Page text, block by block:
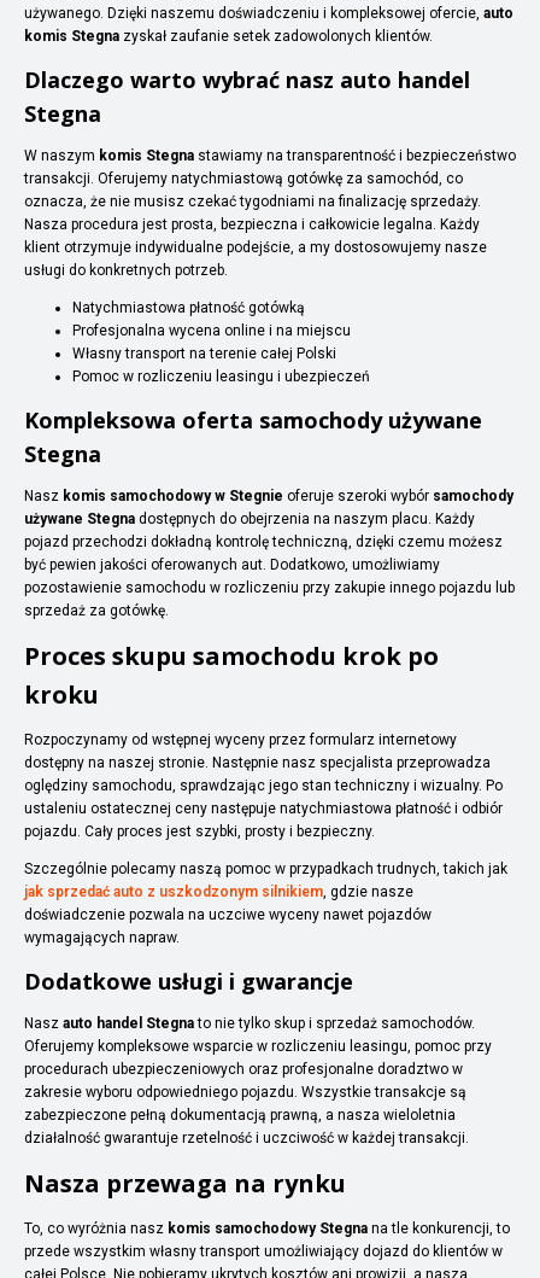
używanego. Dzięki naszemu doświadczeniu i kompleksowej ofercie, auto
komis Stegna zyskał zaufanie setek zadowolonych klientów.
Dlaczego warto wybrać nasz auto handel
Stegna
W naszym komis Stegna stawiamy na transparentność i bezpieczeństwo
transakcji. Oferujemy natychmiastową gotówkę za samochód, co
oznacza, że nie musisz czekać tygodniami na finalizację sprzedaży.
Nasza procedura jest prosta, bezpieczna i całkowicie legalna. Każdy
klient otrzymuje indywidualne podejście, a my dostosowujemy nasze
usługi do konkretnych potrzeb.
Natychmiastowa płatność gotówką
Profesjonalna wycena online i na miejscu
Własny transport na terenie całej Polski
Pomoc w rozliczeniu leasingu i ubezpieczeń
Kompleksowa oferta samochody używane
Stegna
Nasz komis samochodowy w Stegnie oferuje szeroki wybór samochody
używane Stegna dostępnych do obejrzenia na naszym placu. Każdy
pojazd przechodzi dokładną kontrolę techniczną, dzięki czemu możesz
być pewien jakości oferowanych aut. Dodatkowo, umożliwiamy
pozostawienie samochodu w rozliczeniu przy zakupie innego pojazdu lub
sprzedaż za gotówkę.
Proces skupu samochodu krok po
kroku
Rozpoczynamy od wstępnej wyceny przez formularz internetowy
dostępny na naszej stronie. Następnie nasz specjalista przeprowadza
oględziny samochodu, sprawdzając jego stan techniczny i wizualny. Po
ustaleniu ostatecznej ceny następuje natychmiastowa płatność i odbiór
pojazdu. Cały proces jest szybki, prosty i bezpieczny.
Szczególnie polecamy naszą pomoc w przypadkach trudnych, takich jak
jak sprzedać auto z uszkodzonym silnikiem, gdzie nasze
doświadczenie pozwala na uczciwe wyceny nawet pojazdów
wymagających napraw.
Dodatkowe usługi i gwarancje
Nasz auto handel Stegnato nie tylko skup i sprzedaż samochodów.
Oferujemy kompleksowe wsparcie w rozliczeniu leasingu, pomoc przy
procedurach ubezpieczeniowych oraz profesjonalne doradztwo w
zakresie wyboru odpowiedniego pojazdu. Wszystkie transakcje są
zabezpieczone pełną dokumentacją prawną, a nasza wieloletnia
działalność gwarantuje rzetelność i uczciwość w każdej transakcji.
Nasza przewaga na rynku
To, co wyróżnia nasz komis samochodowy Stegna na tle konkurencji, to
przede wszystkim własny transport umożliwiający dojazd do klientów w
całej Polsce. Nie pobieramy ukrytych kosztów ani prowizji, a nasza